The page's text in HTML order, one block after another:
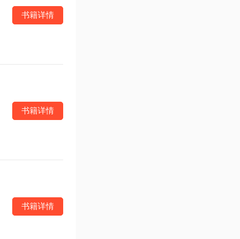
书籍详情
书籍详情
书籍详情